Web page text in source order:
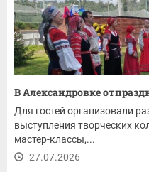
В Александровке
Для гостей организовали
выступления творческих
мастер-классы,...
27.07.2026